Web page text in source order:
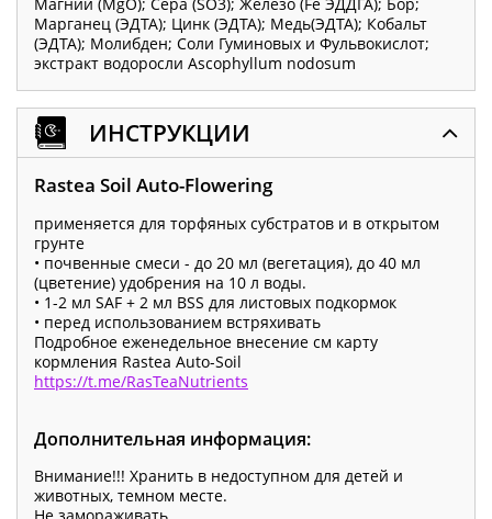
Магний (MgO); Сера (SO3); Железо (Fe ЭДДГА); Бор;
Марганец (ЭДТА); Цинк (ЭДТА); Медь(ЭДТА); Кобальт
(ЭДТА); Молибден; Соли Гуминовых и Фульвокислот;
экстракт водоросли Ascophyllum nodosum
ИНСТРУКЦИИ
Rastea Soil Auto-Flowering
применяется для торфяных субстратов и в открытом
грунте
• почвенные смеси - до 20 мл (вегетация), до 40 мл
(цветение) удобрения на 10 л воды.
• 1-2 мл SAF + 2 мл BSS для листовых подкормок
• перед использованием встряхивать
Подробное еженедельное внесение см карту
кормления Rastea Auto-Soil
https://t.me/RasTeaNutrients
Дополнительная информация:
Внимание!!! Хранить в недоступном для детей и
животных, темном месте.